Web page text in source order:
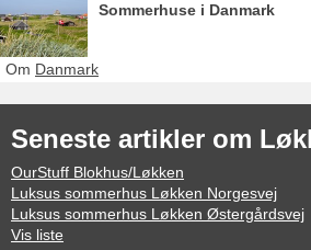
Sommerhuse i Danmark
Om Danmark
Seneste artikler om
OurStuff Blokhus/Løkken
Luksus sommerhus Løkken Norgesvej
Luksus sommerhus Løkken Østergårdsvej
Vis liste